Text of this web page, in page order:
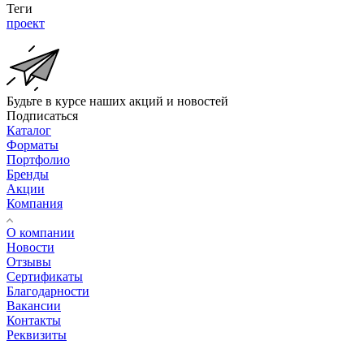
Теги
проект
Будьте в курсе наших акций и новостей
Подписаться
Каталог
Форматы
Портфолио
Бренды
Акции
Компания
О компании
Новости
Отзывы
Сертификаты
Благодарности
Вакансии
Контакты
Реквизиты